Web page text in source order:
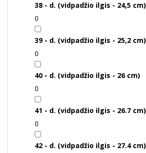
38 - d. (vidpadžio ilgis - 24,5 cm)
0
39 - d. (vidpadžio ilgis - 25,2 cm)
0
40 - d. (vidpadžio ilgis - 26 cm)
0
41 - d. (vidpadžio ilgis - 26.7 cm)
0
42 - d. (vidpadžio ilgis - 27.4 cm)